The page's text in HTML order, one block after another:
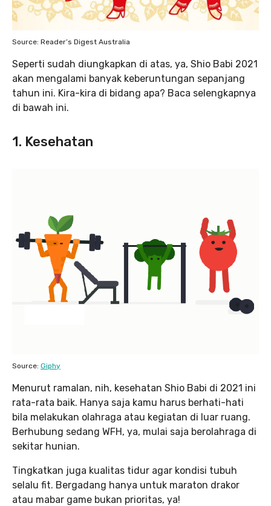
Source: Reader’s Digest Australia
Seperti sudah diungkapkan di atas, ya, Shio Babi 2021
akan mengalami banyak keberuntungan sepanjang
tahun ini. Kira-kira di bidang apa? Baca selengkapnya
di bawah ini.
1. Kesehatan
Source: Giphy
Menurut ramalan, nih, kesehatan Shio Babi di 2021 ini
rata-rata baik. Hanya saja kamu harus berhati-hati
bila melakukan olahraga atau kegiatan di luar ruang.
Berhubung sedang WFH, ya, mulai saja berolahraga di
sekitar hunian.
Tingkatkan juga kualitas tidur agar kondisi tubuh
selalu fit. Bergadang hanya untuk maraton drakor
atau mabar game bukan prioritas, ya!